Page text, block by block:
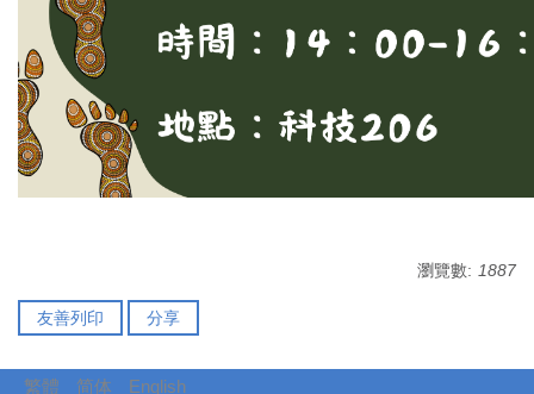
瀏覽數: 1887
友善列印 分享
繁體 简体 English